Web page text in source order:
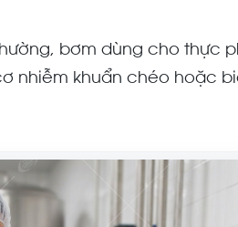
bơm dùng cho thực
nhiễm khuẩn chéo hoặc